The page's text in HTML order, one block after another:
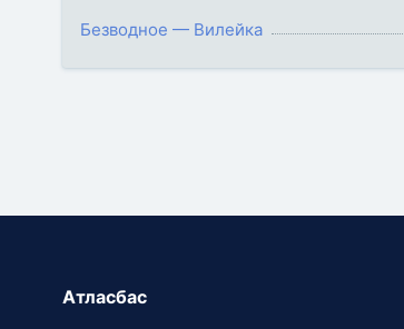
Безводное — Вилейка
Атласбас